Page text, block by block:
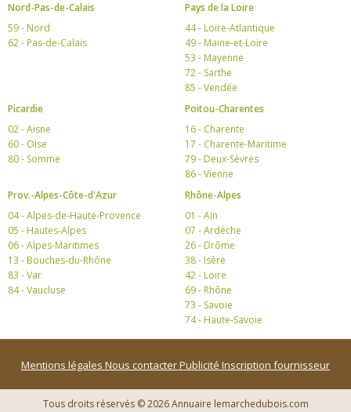
Nord-Pas-de-Calais
59 - Nord
62 - Pas-de-Calais
Pays de la Loire
44 - Loire-Atlantique
49 - Maine-et-Loire
53 - Mayenne
72 - Sarthe
85 - Vendée
Picardie
02 - Aisne
60 - Oise
80 - Somme
Poitou-Charentes
16 - Charente
17 - Charente-Maritime
79 - Deux-Sèvres
86 - Vienne
Prov.-Alpes-Côte-d'Azur
04 - Alpes-de-Haute-Provence
05 - Hautes-Alpes
06 - Alpes-Maritimes
13 - Bouches-du-Rhône
83 - Var
84 - Vaucluse
Rhône-Alpes
01 - Ain
07 - Ardèche
26 - Drôme
38 - Isère
42 - Loire
69 - Rhône
73 - Savoie
74 - Haute-Savoie
Mentions légales Nous contacterPublicité Inscription fournisseur
Tous droits réservés © 2026 Annuaire lemarchedubois.com